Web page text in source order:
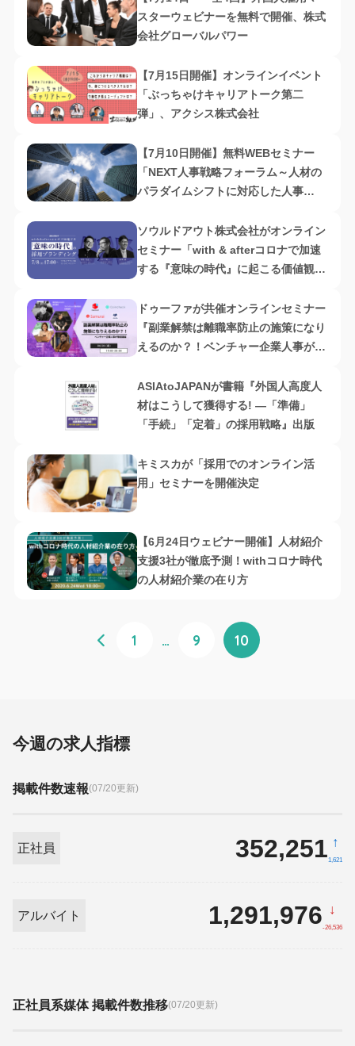
スターウェビナーを無料で開催、株式
会社グローバルパワー
【7月15日開催】オンラインイベント
「ぶっちゃけキャリアトーク第二
弾」、アクシス株式会社
【7月10日開催】無料WEBセミナー
「NEXT人事戦略フォーラム～人材の
パラダイムシフトに対応した人事
タナベ経営
ソウルドアウト株式会社がオンライン
セミナー「with & afterコロナで加速
する『意味の時代』に起こる価値観の
ドゥーファが共催オンラインセミナー
『副業解禁は離職率防止の施策になり
えるのか？！ベンチャー企業人事が徹
ASIAtoJAPANが書籍『外国人高度人
材はこうして獲得する! ―「準備」
「手続」「定着」の採用戦略』出版
キミスカが「採用でのオンライン活
用」セミナーを開催決定
【6月24日ウェビナー開催】人材紹介
支援3社が徹底予測！withコロナ時代
の人材紹介業の在り方
1 … 9 10
今週の求人指標
掲載件数速報(07/20更新)
正社員 352,251 ↑
1,621
アルバイト 1,291,976 ↓
-26,536
正社員系媒体 掲載件数推移(07/20更新)